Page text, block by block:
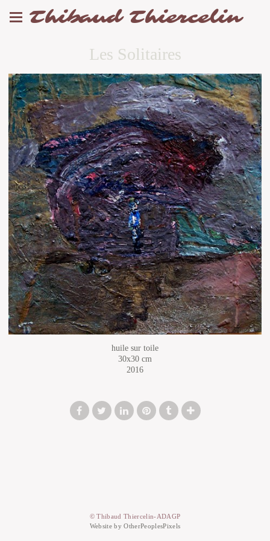
Thibaud Thiercelin
Les Solitaires
huile sur toile
30x30 cm
2016
© Thibaud Thiercelin-ADAGP
Website by OtherPeoplesPixels